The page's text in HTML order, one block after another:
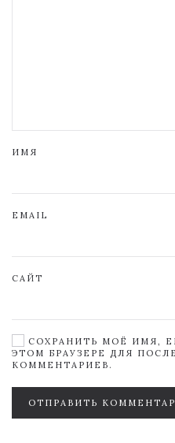
ИМЯ
EMAIL
САЙТ
СОХРАНИТЬ МОЁ ИМЯ,
ЭТОМ БРАУЗЕРЕ ДЛЯ
КОММЕНТАРИЕВ.
ОТПРАВИТЬ